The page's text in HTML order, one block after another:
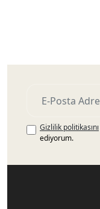
Gizlilik politikasını
ediyorum.